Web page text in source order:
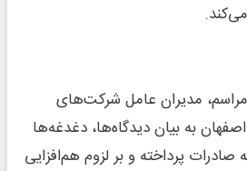
مدیران عامل شرکت‌های
به بیان دیدگاه‌ها، دغدغه‌ها
پرداخته و بر لزوم هم‌افزایی